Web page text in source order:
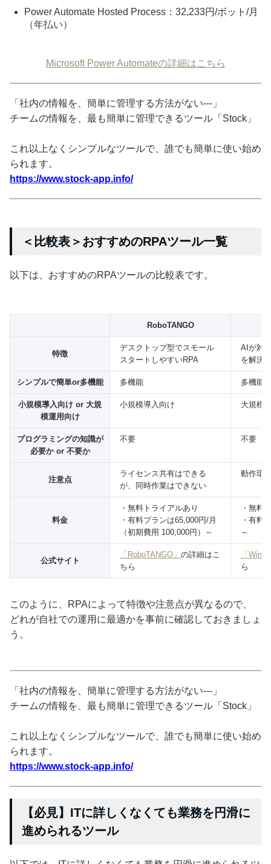
Power Automate Hosted Process：32,233円/ボット/月
（年払い）
Microsoft Power Automateの詳細はこちら
「社内の情報を、簡単に管理する方法がない---」
チームの情報を、最も簡単に管理できるツール「Stock」
これ以上なくシンプルなツールで、誰でも簡単に使い始め
られます。
https://www.stock-app.info/
＜比較表＞おすすめのRPAツール一覧
以下は、おすすめのRPAツールの比較表です。
RoboTANGO
特徴
デスクトップ型でスモール
スタートしやすいRPA
AIが対
を解決
シンプルで簡単or多機能 多機能 多機能
小規模導入向け or 大規
模運用向け
小規模導入向け 大規模
プログラミングの知識が
必要か or 不要か
不要 不要
注意点
ライセンス共有はできる
が、同時作業はできない
動作環
料金
・無料トライアルあり
・有料プランは65,000円/月
（初期費用 100,000円）～
・無料
・有料
～
公式サイト
「RoboTANGO」 の詳細はこ
ちら
「
ら
このように、RPAによって特徴や注意点が異なるので、
どれが自社での運用に最適かを事前に確認しておきましょ
う。
「社内の情報を、簡単に管理する方法がない---」
チームの情報を、最も簡単に管理できるツール「Stock」
これ以上なくシンプルなツールで、誰でも簡単に使い始め
られます。
https://www.stock-app.info/
【必見】ITに詳しくなくても業務を円滑に
進められるツール